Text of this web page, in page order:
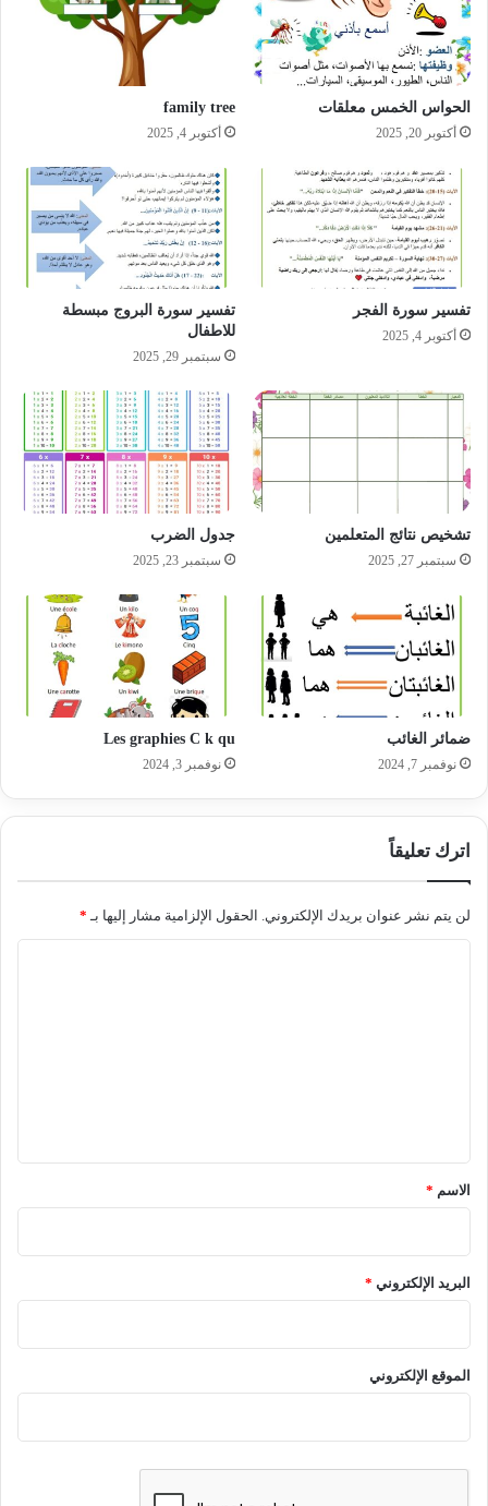
الحواس الخمس معلقات
أكتوبر 20, 2025
family tree
أكتوبر 4, 2025
تفسير سورة الفجر
أكتوبر 4, 2025
تفسير سورة البروج مبسطة
للاطفال
سبتمبر 29, 2025
تشخيص نتائج المتعلمين
سبتمبر 27, 2025
جدول الضرب
سبتمبر 23, 2025
ضمائر الغائب
نوفمبر 7, 2024
Les graphies C k qu
نوفمبر 3, 2024
اترك تعليقاً
لن يتم نشر عنوان بريدك الإلكتروني. الحقول الإلزامية مشار إليها بـ *
*الاسم *
البريد الإلكتروني *
الموقع الإلكتروني